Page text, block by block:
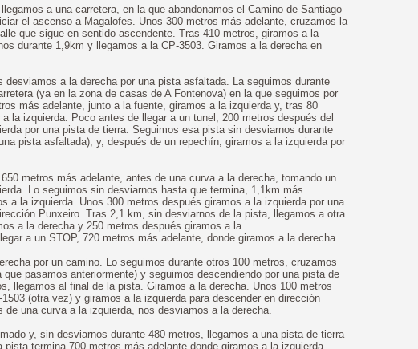
a una carretera, en la que abandonamos el Camino de Santiago
el ascenso a Magalofes. Unos 300 metros más adelante, cruzamos la
que sigue en sentido ascendente. Tras 410 metros, giramos a la
durante 1,9km y llegamos a la CP-3503. Giramos a la derecha en
desviamos a la derecha por una pista asfaltada. La seguimos durante
(ya en la zona de casas de A Fontenova) en la que seguimos por
más adelante, junto a la fuente, giramos a la izquierda y, tras 80
la izquierda. Poco antes de llegar a un tunel, 200 metros después del
por una pista de tierra. Seguimos esa pista sin desviarnos durante
pista asfaltada), y, después de un repechín, giramos a la izquierda por
metros más adelante, antes de una curva a la derecha, tomando un
Lo seguimos sin desviarnos hasta que termina, 1,1km más
a la izquierda. Unos 300 metros después giramos a la izquierda por una
Punxeiro. Tras 2,1 km, sin desviarnos de la pista, llegamos a otra
a la derecha y 250 metros después giramos a la
a un STOP, 720 metros más adelante, donde giramos a la derecha.
por un camino. Lo seguimos durante otros 100 metros, cruzamos
que pasamos anteriormente) y seguimos descendiendo por una pista de
llegamos al final de la pista. Giramos a la derecha. Unos 100 metros
(otra vez) y giramos a la izquierda para descender en dirección
de una curva a la izquierda, nos desviamos a la derecha.
y, sin desviarnos durante 480 metros, llegamos a una pista de tierra
termina 700 metros más adelante donde giramos a la izquierda.